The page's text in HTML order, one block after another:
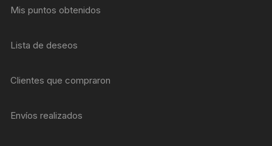
Mis puntos obtenidos
Lista de deseos
Clientes que compraron
Envíos realizados